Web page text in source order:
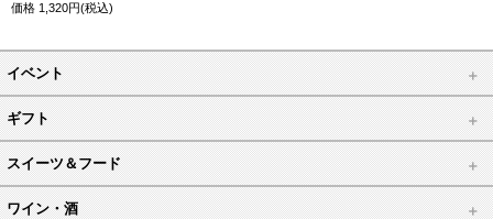
価格 1,320円(税込)
イベント
ギフト
スイーツ＆フード
ワイン・酒